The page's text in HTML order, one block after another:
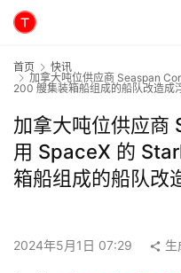
首页
快讯
加拿大吨位供应商 Seaspan
200 艘集装箱船组成的船队改造成
加拿大吨位供应商
用 SpaceX 的
箱船组成的船队改
2024年5月1日 07:29 生